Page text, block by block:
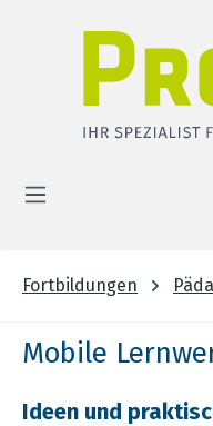
Fortbildungen
Mobile
Ideen und